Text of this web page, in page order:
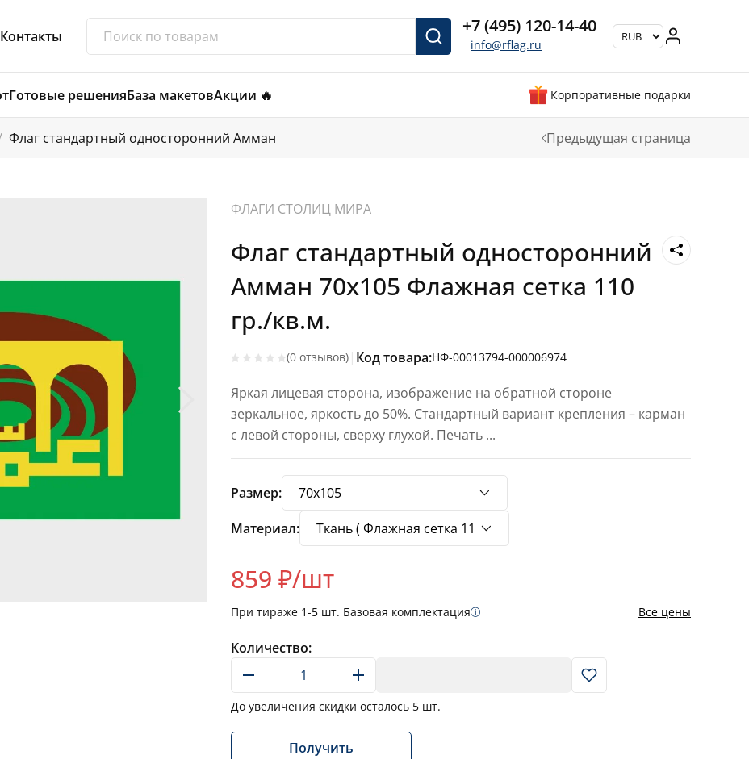
Контакты +7 (495) 120-14-40
info@rflag.ru
Готовые решенияБаза макетовАкции 🔥 Корпоративные подарки
Флаг стандартный односторонний Амман Предыдущая страница
ФЛАГИ СТОЛИЦ МИРА
Флаг стандартный односторонний
Амман 70х105 Флажная сетка 110
гр./кв.м.
(0 отзывов) | Код товара:НФ-00013794-000006974
Яркая лицевая сторона, изображение на обратной стороне
зеркальное, яркость до 50%. Стандартный вариант крепления – карман
с левой стороны, сверху глухой. Печать ...
Размер:
Материал:
859 ₽/шт
При тираже 1-5 шт. Базовая комплектация Все цены
Количество:
До увеличения скидки осталось 5 шт.
Получить